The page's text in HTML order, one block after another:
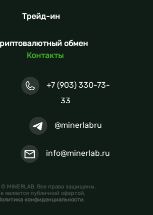
Трейд-ин
обмен
Контакты
+7 (903) 330-73-
33
@minerlabru
info@minerlab.ru
MINERLAB. Все права защищены.
является публичной офертой.
конфиденциальности.